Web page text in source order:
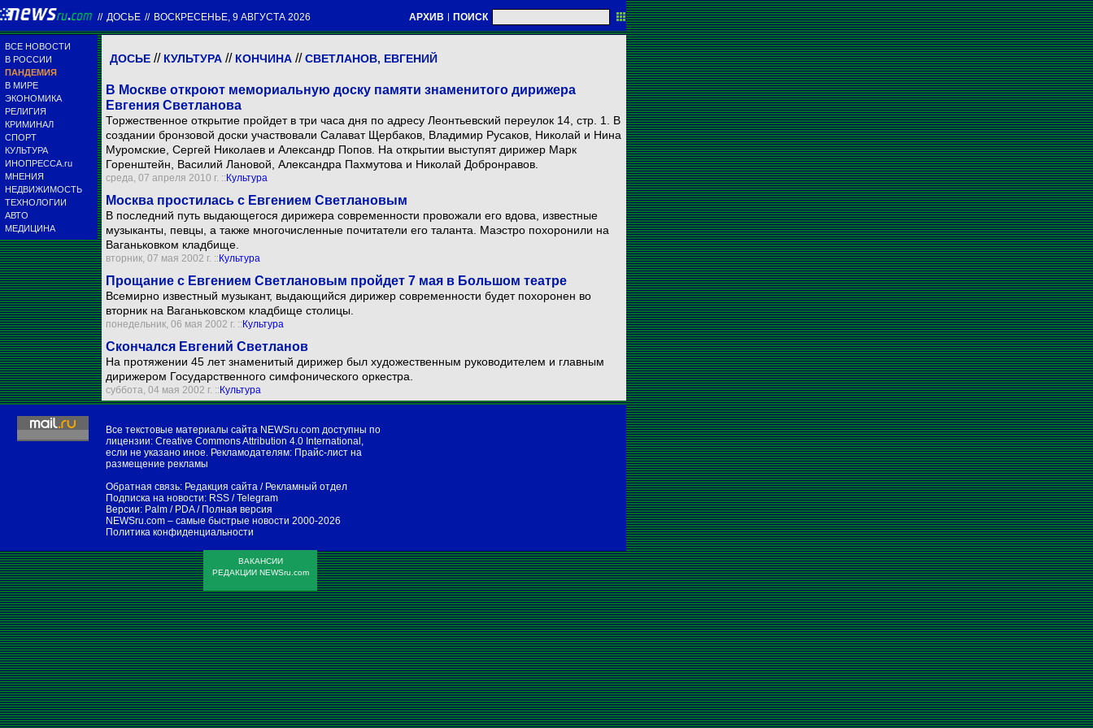
// ДОСЬЕ // ВОСКРЕСЕНЬЕ, 9 АВГУСТА 2026 АРХИВ | ПОИСК
ВСЕ НОВОСТИ
В РОССИИ
ПАНДЕМИЯ
В МИРЕ
ЭКОНОМИКА
РЕЛИГИЯ
КРИМИНАЛ
СПОРТ
КУЛЬТУРА
ИНОПРЕССА.ru
МНЕНИЯ
НЕДВИЖИМОСТЬ
ТЕХНОЛОГИИ
АВТО
МЕДИЦИНА
ДОСЬЕ // КУЛЬТУРА // КОНЧИНА //СВЕТЛАНОВ, ЕВГЕНИЙ
В Москве откроют мемориальную доску памяти знаменитого дирижера
Евгения Светланова
Торжественное открытие пройдет в три часа дня по адресу Леонтьевский переулок 14, стр. 1. В
создании бронзовой доски участвовали Салават Щербаков, Владимир Русаков, Николай и Нина
Муромские, Сергей Николаев и Александр Попов. На открытии выступят дирижер Марк
Горенштейн, Василий Лановой, Александра Пахмутова и Николай Добронравов.
среда, 07 апреля 2010 г. :: Культура
Москва простилась с Евгением Светлановым
В последний путь выдающегося дирижера современности провожали его вдова, известные
музыканты, певцы, а также многочисленные почитатели его таланта. Маэстро похоронили на
Ваганьковком кладбище.
вторник, 07 мая 2002 г. :: Культура
Прощание с Евгением Светлановым пройдет 7 мая в Большом театре
Всемирно известный музыкант, выдающийся дирижер современности будет похоронен во
вторник на Ваганьковском кладбище столицы.
понедельник, 06 мая 2002 г. :: Культура
Скончался Евгений Светланов
На протяжении 45 лет знаменитый дирижер был художественным руководителем и главным
дирижером Государственного симфонического оркестра.
суббота, 04 мая 2002 г. :: Культура
Все текстовые материалы сайта NEWSru.com доступны по
лицензии: Creative Commons Attribution 4.0 International ,
если не указано иное. Рекламодателям: Прайс-лист на
размещение рекламы
Обратная связь: Редакция сайта / Рекламный отдел
Подписка на новости: RSS /Telegram
Версии: Palm / PDA/ Полная версия
NEWSru.com – самые быстрые новости 2000-2026
Политика конфиденциальности
ВАКАНСИИ
РЕДАКЦИИ NEWSru.com